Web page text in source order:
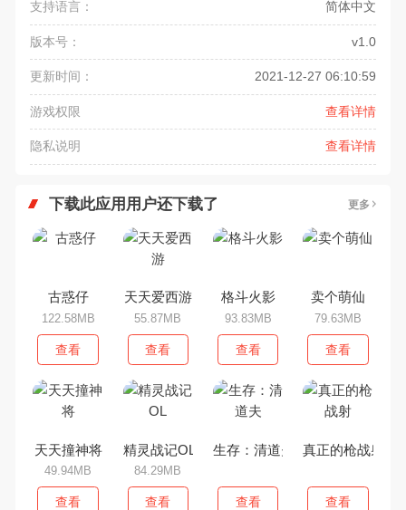
支持语言： 简体中文
版本号： v1.0
更新时间： 2021-12-27 06:10:59
游戏权限 查看详情
隐私说明 查看详情
下载此应用用户还下载了 更多
古惑仔
122.58MB
查看
天天爱西游
55.87MB
查看
格斗火影
93.83MB
查看
卖个萌仙
79.63MB
查看
天天撞神将
49.94MB
查看
精灵战记OL
84.29MB
查看
生存：清道夫
查看
真正的枪战射
查看